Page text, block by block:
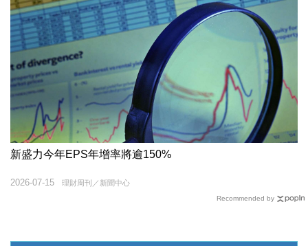
新盛力今年EPS年增率將逾150%
理財周刊／新聞中心
2026-07-15
Recommended by